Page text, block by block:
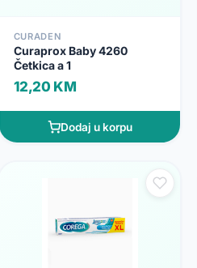
CURADEN
Curaprox Baby 4260
Četkica a 1
12,20 KM
Dodaj u korpu